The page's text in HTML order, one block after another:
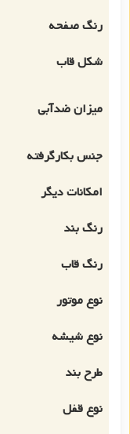
رنگ صفحه
شکل قاب
میزان ضدآبی
جنس بکارگرفته
امکانات دیگر
رنگ بند
رنگ قاب
نوع موتور
نوع شیشه
طرح بند
نوع قفل